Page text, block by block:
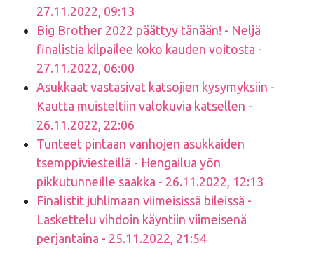
27.11.2022, 09:13
Big Brother 2022 päättyy tänään! - Neljä
finalistia kilpailee koko kauden voitosta -
27.11.2022, 06:00
Asukkaat vastasivat katsojien kysymyksiin -
Kautta muisteltiin valokuvia katsellen -
26.11.2022, 22:06
Tunteet pintaan vanhojen asukkaiden
tsemppiviesteillä - Hengailua yön
pikkutunneille saakka - 26.11.2022, 12:13
Finalistit juhlimaan viimeisissä bileissä -
Laskettelu vihdoin käyntiin viimeisenä
perjantaina - 25.11.2022, 21:54